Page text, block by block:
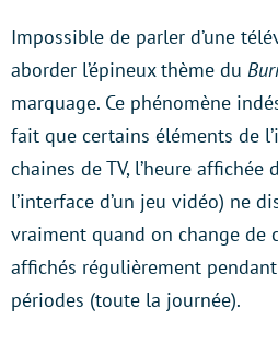
Impossible de parler d’une
aborder l’épineux thème du
marquage. Ce phénomène
fait que certains éléments de
chaines de TV, l’heure
l’interface d’un jeu vidéo) ne
vraiment quand on change de
affichés régulièrement
périodes (toute la journée).